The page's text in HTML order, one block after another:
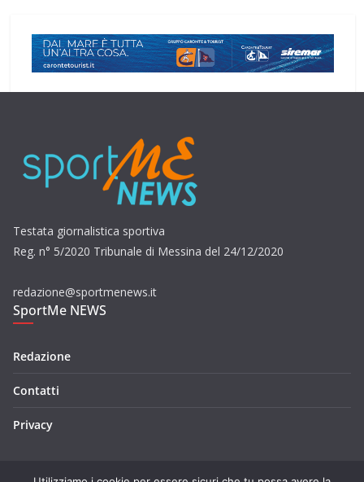
Testata giornalistica sportiva
Reg. n° 5/2020 Tribunale di Messina del 24/12/2020
redazione@sportmenews.it
SportMe NEWS
Redazione
Contatti
Privacy